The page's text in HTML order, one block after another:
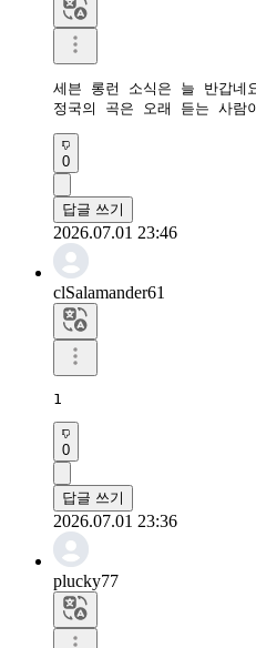
세븐 롱런 소식은 늘 반갑네
정국의 곡은 오래 듣는 사람
0
답글 쓰기
2026.07.01 23:46
clSalamander61
1
0
답글 쓰기
2026.07.01 23:36
plucky77